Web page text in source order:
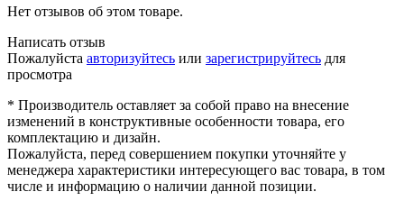
Нет отзывов об этом товаре.
Написать отзыв
Пожалуйста авторизуйтесь или зарегистрируйтесь для
просмотра
* Производитель оставляет за собой право на внесение
изменений в конструктивные особенности товара, его
комплектацию и дизайн.
Пожалуйста, перед совершением покупки уточняйте у
менеджера характеристики интересующего вас товара, в том
числе и информацию о наличии данной позиции.